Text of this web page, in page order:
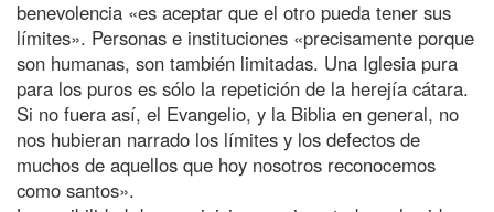
benevolencia «es aceptar que el otro pueda tener sus
límites». Personas e instituciones «precisamente porque
son humanas, son también limitadas. Una Iglesia pura
para los puros es sólo la repetición de la herejía cátara.
Si no fuera así, el Evangelio, y la Biblia en general, no
nos hubieran narrado los límites y los defectos de
muchos de aquellos que hoy nosotros reconocemos
como santos».